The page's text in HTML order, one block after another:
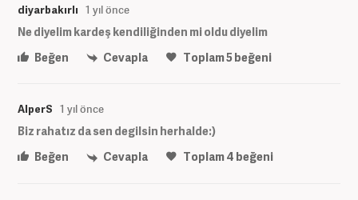
diyarbakırlı 1 yıl önce
Ne diyelim kardeş kendiliğinden mi oldu diyelim
Beğen
Cevapla Toplam5beğeni
AlperS 1 yıl önce
Biz rahatız da sen degilsin herhalde:)
Beğen
Cevapla Toplam4 beğeni